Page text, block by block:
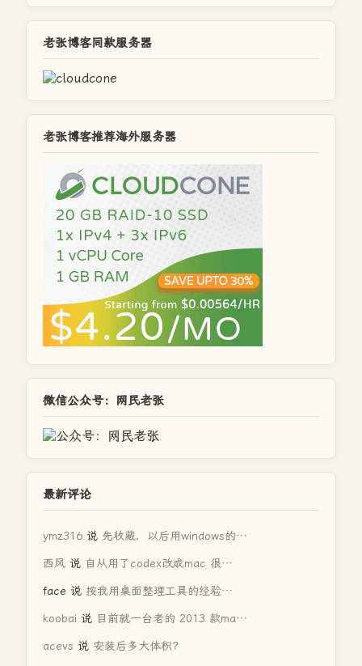
老张博客同款服务器
老张博客推荐海外服务器
微信公众号：网民老张
最新评论
ymz316 说 先收藏，以后用windows的…
西风 说 自从用了codex改成mac 很…
face 说 按我用桌面整理工具的经验…
koobai 说 目前就一台老的 2013 款ma…
acevs 说 安装后多大体积？